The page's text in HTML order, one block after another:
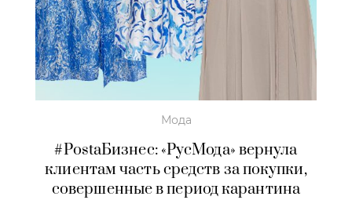
Мода
#PostaБизнес: «РусМода» вернула
клиентам часть средств за покупки,
совершенные в период карантина